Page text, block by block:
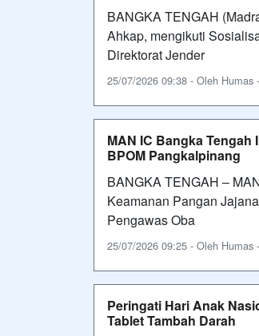
BANGKA TENGAH
Ahkap, mengikuti
Direktorat Jender
25/07/2026 09:38 - Oleh Humas
MAN IC Bangka
BPOM Pangkalpinang
BANGKA TENGAH –
Keamanan Pangan
Pengawas Oba
25/07/2026 09:25 - Oleh Humas
Peringati Hari Anak
Tablet Tambah Darah